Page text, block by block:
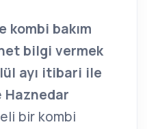
kombi bakım
bilgi vermek
ayı itibari ile
Haznedar
bir kombi